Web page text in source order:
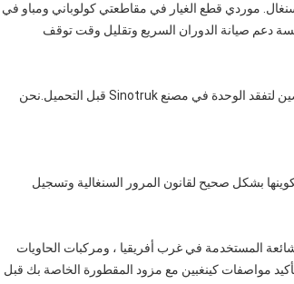
موردي قطع الغيار في مقاطعتي كولوباني ومباو في
دعم صيانة الدوران السريع وتقليل وقت توقف
يمكن للمشتريين تعيين شركة SGS أو Bureau Veritas أو أي وكالة تفتيش مقرها الصين لتفقد الوحدة في مصنع Sinotruk قبل التحميل.نحن
بشكل صحيح لقانون المرور السنغالية وتسجيل
الشائعة المستخدمة في غرب أفريقيا ، ومركبات الحاويات
مواصفات كينغبين مع مزود المقطورة الخاصة بك قبل